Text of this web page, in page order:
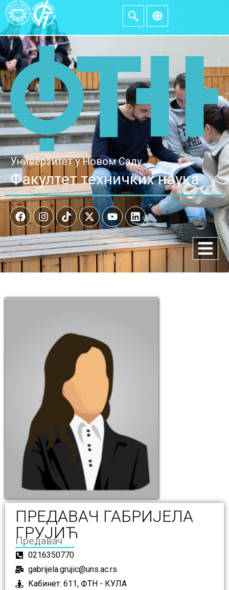
Универзитет у Новом Саду
Факултет техничких наука
ПРЕДАВАЧ ГАБРИЈЕЛА
ГРУЈИЋ
Предавач
0216350770
gabrijela.grujic@uns.ac.rs
Кабинет: 611, ФТН - КУЛА